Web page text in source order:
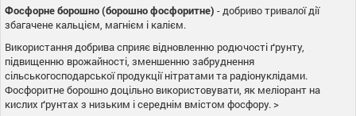
Фосфорне борошно (борошно фосфоритне) - добриво тривалої дії
збагачене кальцієм, магнієм і калієм.
Використання добрива сприяє відновленню родючості ґрунту,
підвищенню врожайності, зменшенню забруднення
сільськогосподарської продукції нітратами та радіонуклідами.
Фосфоритне борошно доцільно використовувати, як меліорант на
кислих ґрунтах з низьким і середнім вмістом фосфору. >